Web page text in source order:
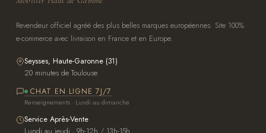
Revendeur officiel agréé des plus belles marques européennes. Site 100%
e-commerce avec livraison en France et en Europe.
Seysses, Haute-Garonne (31)
20 minutes de Toulouse
CHAT EN LIGNE 7J/7
Renseignements · Lundi au dimanche
Service Après-Vente